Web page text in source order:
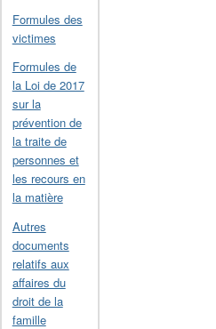
Formules des
victimes
Formules de
la Loi de 2017
sur la
prévention de
la traite de
personnes et
les recours en
la matière
Autres
documents
relatifs aux
affaires du
droit de la
famille